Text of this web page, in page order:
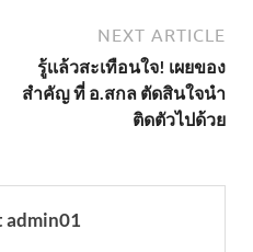
NEXT ARTICLE
รู้เเล้วสะเทือนใจ! เผยของ
สำคัญ ที่ อ.สกล ตัดสินใจนำ
ติดตัวไปด้วย
admin01